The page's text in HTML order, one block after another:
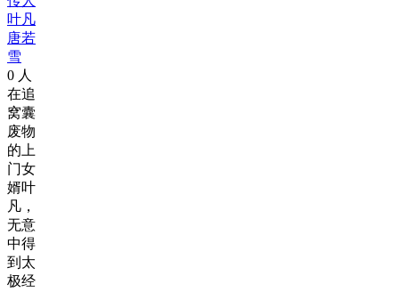
叶凡
唐若
雪
0 人
在追
窝囊
废物
的上
门女
婿叶
凡，
无意
中得
到太
极经